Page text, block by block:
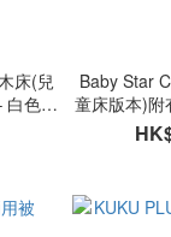
床(兒
白色 /
Baby Star
童床版本)附